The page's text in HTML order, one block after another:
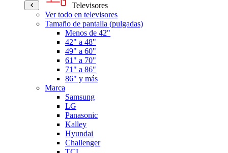
Televisores
Ver todo en televisores
Tamaño de pantalla (pulgadas)
Menos de 42"
42" a 48"
49" a 60"
61" a 70"
71" a 86"
86" y más
Marca
Samsung
LG
Panasonic
Kalley
Hyundai
Challenger